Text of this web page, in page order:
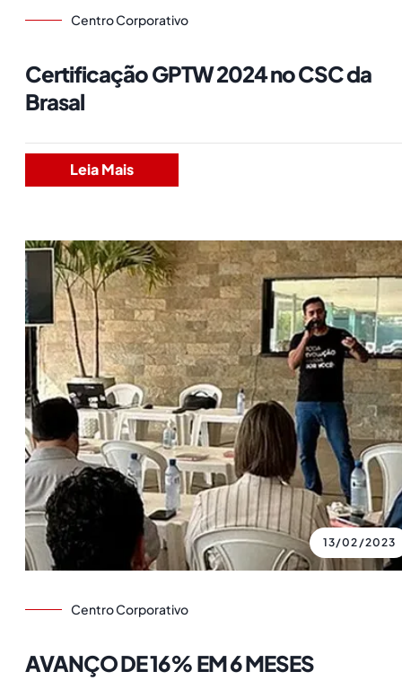
Centro Corporativo
Certificação GPTW 2024 no CSC da
Brasal
Leia Mais
13/02/2023
Centro Corporativo
AVANÇO DE 16% EM 6 MESES